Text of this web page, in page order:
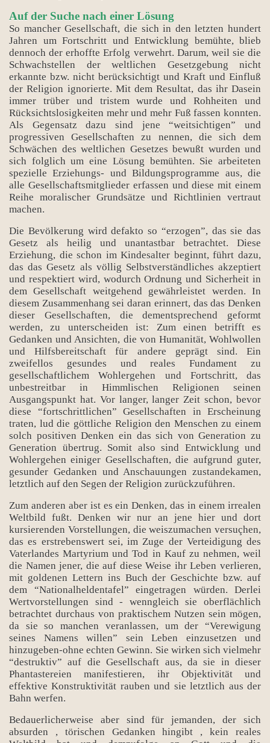
Auf der Suche nach einer Lösung
So mancher Gesellschaft, die sich in den letzten hundert
Jahren um Fortschritt und Entwicklung bemühte, blieb
dennoch der erhoffte Erfolg verwehrt. Darum, weil sie die
Schwachstellen der weltlichen Gesetzgebung nicht
erkannte bzw. nicht berücksichtigt und Kraft und Einfluß
der Religion ignorierte. Mit dem Resultat, das ihr Dasein
immer trüber und tristem wurde und Rohheiten und
Rücksichtslosigkeiten mehr und mehr Fuß fassen konnten.
Als Gegensatz dazu sind jene “weitsichtigen” und
progressiven Gesellschaften zu nennen, die sich dem
Schwächen des weltlichen Gesetzes bewußt wurden und
sich folglich um eine Lösung bemühten. Sie arbeiteten
spezielle Erziehungs- und Bildungsprogramme aus, die
alle Gesellschaftsmitglieder erfassen und diese mit einem
Reihe moralischer Grundsätze und Richtlinien vertraut
machen.
Die Bevölkerung wird defakto so “erzogen”, das sie das
Gesetz als heilig und unantastbar betrachtet. Diese
Erziehung, die schon im Kindesalter beginnt, führt dazu,
das das Gesetz als völlig Selbstverständliches akzeptiert
und respektiert wird, wodurch Ordnung und Sicherheit in
dem Gesellschaft weitgehend gewährleistet werden. In
diesem Zusammenhang sei daran erinnert, das das Denken
dieser Gesellschaften, die dementsprechend geformt
werden, zu unterscheiden ist: Zum einen betrifft es
Gedanken und Ansichten, die von Humanität, Wohlwollen
und Hilfsbereitschaft für andere geprägt sind. Ein
zweifellos gesundes und reales Fundament zu
gesellschaftlichem Wohlergehen und Fortschritt, das
unbestreitbar in Himmlischen Religionen seinen
Ausgangspunkt hat. Vor langer, langer Zeit schon, bevor
diese “fortschrittlichen” Gesellschaften in Erscheinung
traten, lud die göttliche Religion den Menschen zu einem
solch positiven Denken ein das sich von Generation zu
Generation übertrug. Somit also sind Entwicklung und
Wohlergehen einiger Gesellschaften, die aufgrund guter,
gesunder Gedanken und Anschauungen zustandekamen,
letztlich auf den Segen der Religion zurückzuführen.
Zum anderen aber ist es ein Denken, das in einem irrealen
Weltbild fußt. Denken wir nur an jene hier und dort
kursierenden Vorstellungen, die weiszumachen versuçhen,
das es erstrebenswert sei, im Zuge der Verteidigung des
Vaterlandes Martyrium und Tod in Kauf zu nehmen, weil
die Namen jener, die auf diese Weise ihr Leben verlieren,
mit goldenen Lettern ins Buch der Geschichte bzw. auf
dem “Nationalheldentafel” eingetragen würden. Derlei
Wertvorstellungen sind - wenngleich sie oberflächlich
betrachtet durchaus von praktischem Nutzen sein mögen,
da sie so manchen veranlassen, um der “Verewigung
seines Namens willen” sein Leben einzusetzen und
hinzugeben-ohne echten Gewinn. Sie wirken sich vielmehr
“destruktiv” auf die Gesellschaft aus, da sie in dieser
Phantastereien manifestieren, ihr Objektivität und
effektive Konstruktivität rauben und sie letztlich aus der
Bahn werfen.
Bedauerlicherweise aber sind für jemanden, der sich
absurden , törischen Gedanken hingibt , kein reales